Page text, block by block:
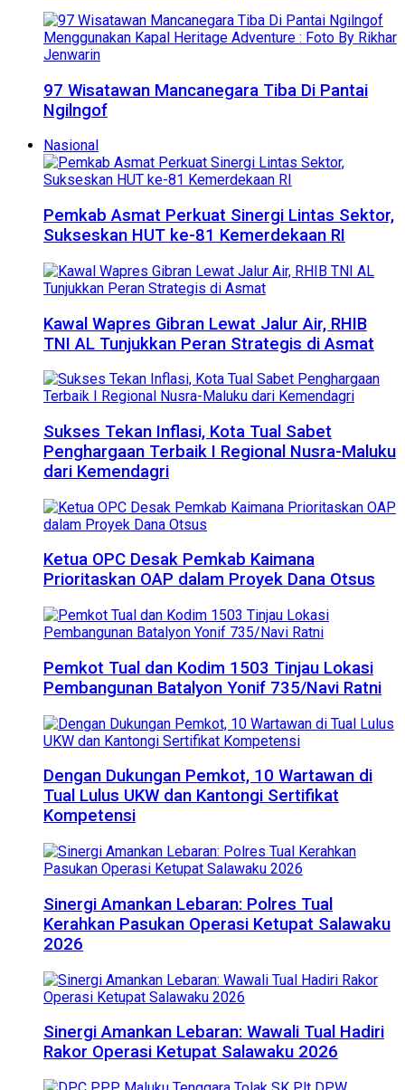
97 Wisatawan Mancanegara Tiba Di Pantai
Ngilngof
Nasional
Pemkab Asmat Perkuat Sinergi Lintas Sektor,
Sukseskan HUT ke-81 Kemerdekaan RI
Kawal Wapres Gibran Lewat Jalur Air, RHIB
TNI AL Tunjukkan Peran Strategis di Asmat
Sukses Tekan Inflasi, Kota Tual Sabet
Penghargaan Terbaik I Regional Nusra-Maluku
dari Kemendagri
Ketua OPC Desak Pemkab Kaimana
Prioritaskan OAP dalam Proyek Dana Otsus
Pemkot Tual dan Kodim 1503 Tinjau Lokasi
Pembangunan Batalyon Yonif 735/Navi Ratni
Dengan Dukungan Pemkot, 10 Wartawan di
Tual Lulus UKW dan Kantongi Sertifikat
Kompetensi
Sinergi Amankan Lebaran: Polres Tual
Kerahkan Pasukan Operasi Ketupat Salawaku
2026
Sinergi Amankan Lebaran: Wawali Tual Hadiri
Rakor Operasi Ketupat Salawaku 2026